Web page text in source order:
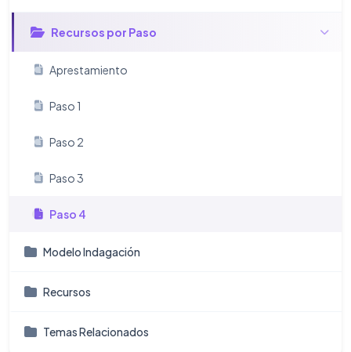
Recursos por Paso
Aprestamiento
Paso 1
Paso 2
Paso 3
Paso 4
Modelo Indagación
Recursos
Temas Relacionados